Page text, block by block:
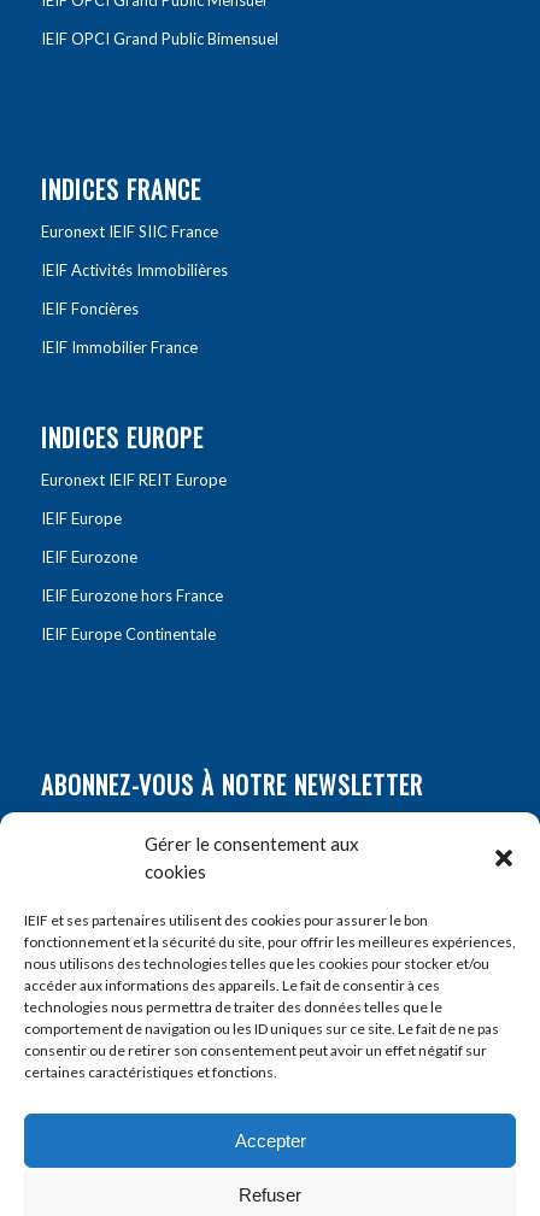
Gérer le consentement aux
cookies
IEIF et ses partenaires utilisent des cookies pour assurer le bon
fonctionnement et la sécurité du site, pour offrir les meilleures expériences,
nous utilisons des technologies telles que les cookies pour stocker et/ou
accéder aux informations des appareils. Le fait de consentir à ces
technologies nous permettra de traiter des données telles que le
comportement de navigation ou les ID uniques sur ce site. Le fait de ne pas
consentir ou de retirer son consentement peut avoir un effet négatif sur
certaines caractéristiques et fonctions.
Accepter
Refuser
IEIF OPCI Grand Public Bimensuel
INDICES FRANCE
Euronext IEIF SIIC France
IEIF Activités Immobilières
IEIF Foncières
IEIF Immobilier France
INDICES EUROPE
Euronext IEIF REIT Europe
IEIF Europe
IEIF Eurozone
IEIF Eurozone hors France
IEIF Europe Continentale
ABONNEZ-VOUS À NOTRE NEWSLETTER
Prénom*
E-mail*